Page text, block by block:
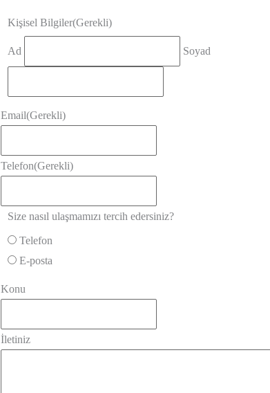
Kişisel Bilgiler(Gerekli)
Ad Soyad
Email(Gerekli)
Telefon(Gerekli)
Size nasıl ulaşmamızı tercih edersiniz?
Telefon
E-posta
Konu
İletiniz